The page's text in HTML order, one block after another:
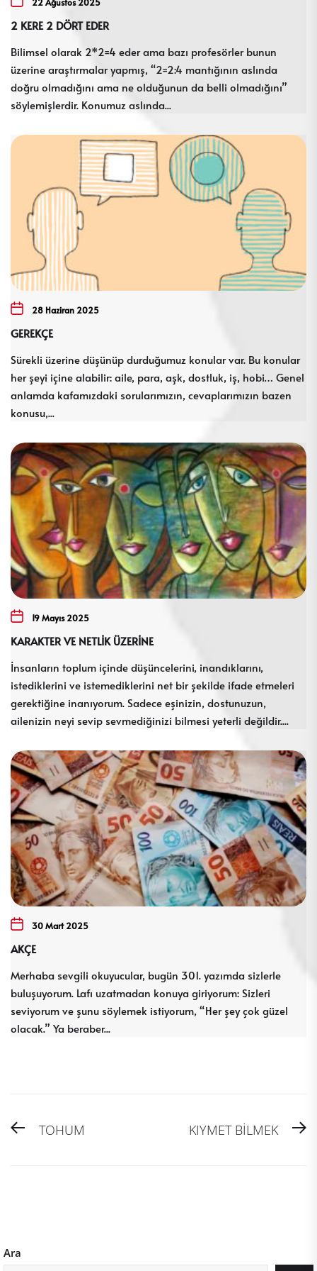
2 KERE 2 DÖRT EDER
Bilimsel olarak 2*2=4 eder ama bazı profesörler bunun
üzerine araştırmalar yapmış, “2=2:4 mantığının aslında
doğru olmadığını ama ne olduğunun da belli olmadığını”
söylemişlerdir. Konumuz aslında...
28 Haziran 2025
GEREKÇE
Sürekli üzerine düşünüp durduğumuz konular var. Bu konular
her şeyi içine alabilir: aile, para, aşk, dostluk, iş, hobi… Genel
anlamda kafamızdaki sorularımızın, cevaplarımızın bazen
konusu,...
19 Mayıs 2025
KARAKTER VE NETLİK ÜZERİNE
İnsanların toplum içinde düşüncelerini, inandıklarını,
istediklerini ve istemediklerini net bir şekilde ifade etmeleri
gerektiğine inanıyorum. Sadece eşinizin, dostunuzun,
ailenizin neyi sevip sevmediğinizi bilmesi yeterli değildir....
30 Mart 2025
AKÇE
Merhaba sevgili okuyucular, bugün 301. yazımda sizlerle
buluşuyorum. Lafı uzatmadan konuya giriyorum: Sizleri
seviyorum ve şunu söylemek istiyorum, “Her şey çok güzel
olacak.” Ya beraber...
Yazı
PreviousTOHUM KIYMET BİLMEK
Ara